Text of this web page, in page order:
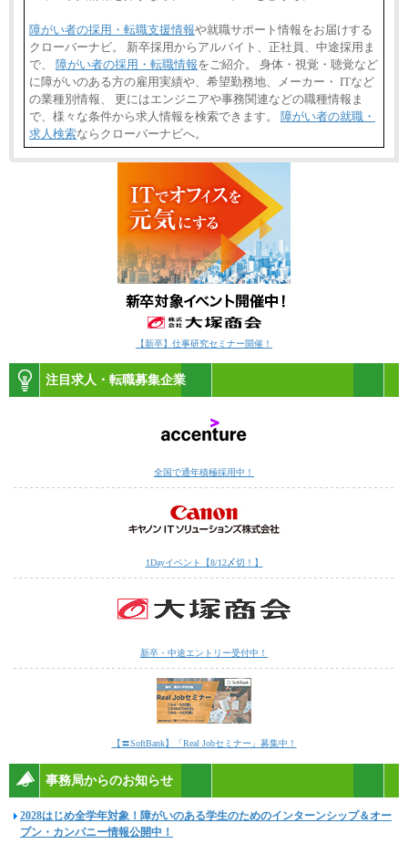
障がい者の採用・転職支援情報や就職サポート情報をお届けする
クローバーナビ。 新卒採用からアルバイト、正社員、中途採用ま
で、 障がい者の採用・転職情報をご紹介。 身体・視覚・聴覚など
に障がいのある方の雇用実績や、希望勤務地、メーカー・ ITなど
の業種別情報、 更にはエンジニアや事務関連などの職種情報ま
で、様々な条件から求人情報を検索できます。 障がい者の就職・
求人検索ならクローバーナビへ。
【新卒】仕事研究セミナー開催！
注目求人・転職募集企業
全国で通年積極採用中！
1Dayイベント【8/12〆切！】
新卒・中途エントリー受付中！
【〓SoftBank】「Real Jobセミナー」募集中！
事務局からのお知らせ
2028はじめ全学年対象！障がいのある学生のためのインターンシップ＆オー
プン・カンパニー情報公開中！